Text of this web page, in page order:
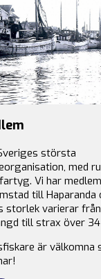
största
med
Vi har
till Haparanda
storlek varierar
till strax över
är välkomna